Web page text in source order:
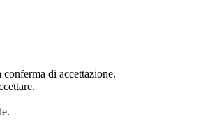
di accettazione.